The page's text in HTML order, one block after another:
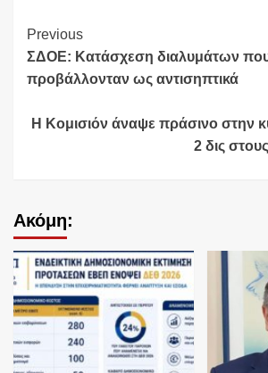
Continue
Reading
Previous
ΣΔΟΕ: Κατάσχεση διαλυμάτων
προβάλλονταν ως αντισηπτικά
Η Κομισιόν άναψε πράσινο στην
2 δις
Ακόμη: